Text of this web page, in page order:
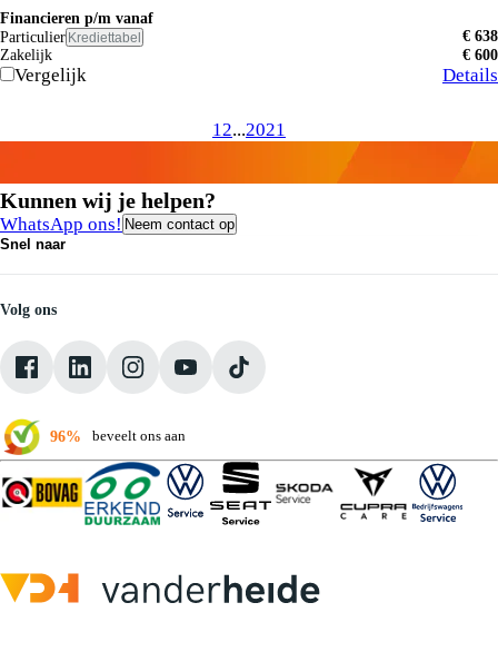
Financieren p/m vanaf
Particulier Krediettabel
€ 638
Zakelijk
€ 600
Vergelijk Details
1 2...2021
Kunnen wij je helpen?
WhatsApp ons! Neem contact op
Snel naar
Medewerkers
Onze servicebeloften
Pechhulp
Klantbeoordelingen
Verkoopvoorwaarden
Volg ons
96% beveelt ons aan